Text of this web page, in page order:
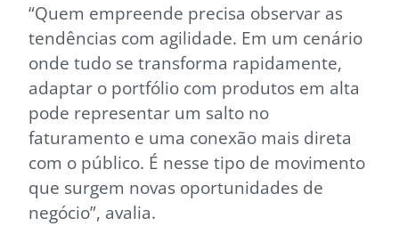
“Quem empreende precisa observar as
tendências com agilidade. Em um cenário
onde tudo se transforma rapidamente,
adaptar o portfólio com produtos em alta
pode representar um salto no
faturamento e uma conexão mais direta
com o público. É nesse tipo de movimento
que surgem novas oportunidades de
negócio”, avalia.